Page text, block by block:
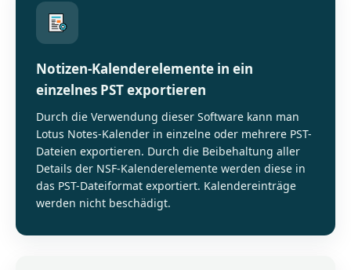
Notizen-Kalenderelemente in ein
einzelnes PST exportieren
Durch die Verwendung dieser Software kann man
Lotus Notes-Kalender in einzelne oder mehrere PST-
Dateien exportieren. Durch die Beibehaltung aller
Details der NSF-Kalenderelemente werden diese in
das PST-Dateiformat exportiert. Kalendereinträge
werden nicht beschädigt.